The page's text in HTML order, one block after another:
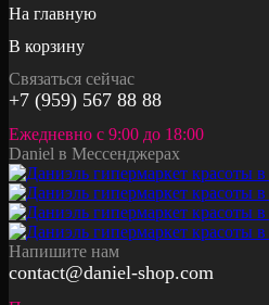
На главную
В корзину
Связаться сейчас
+7 (959) 567 88 88
Ежедневно с 9:00 до 18:00
Daniel в Мессенджерах
Напишите нам
contact@daniel-shop.com